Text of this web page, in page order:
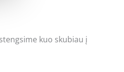
kuo skubiau į